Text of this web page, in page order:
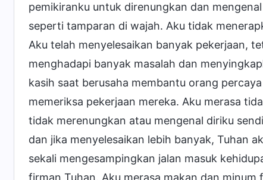
pemikiranku untuk direnungkan dan
seperti tamparan di wajah. Aku tidak
Aku telah menyelesaikan banyak pekerjaan,
menghadapi banyak masalah dan
kasih saat berusaha membantu orang
memeriksa pekerjaan mereka. Aku merasa
tidak merenungkan atau mengenal diriku
dan jika menyelesaikan lebih banyak, Tuhan
sekali mengesampingkan jalan masuk
firman Tuhan. Aku merasa makan dan